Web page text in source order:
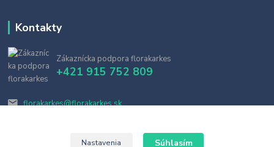
Kontakty
Zákaznícka podpora florakarkes
+421 915 752 809
florakarkes@florakarkes.sk
Nastavenia Súhlasím